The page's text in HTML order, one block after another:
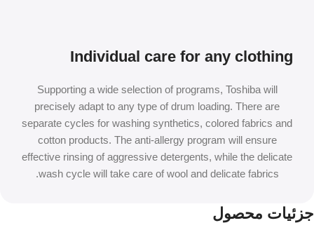
Individual care for any clothing
Supporting a wide selection of programs, Toshiba will
precisely adapt to any type of drum loading. There are
separate cycles for washing synthetics, colored fabrics and
cotton products. The anti-allergy program will ensure
effective rinsing of aggressive detergents, while the delicate
wash cycle will take care of wool and delicate fabrics.
جزئیات محصول